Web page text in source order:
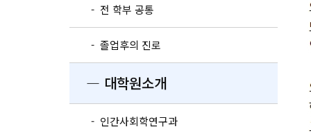
- 전 학부 공통
- 졸업후의 진로
― 대학원소개
- 인간사회학연구과